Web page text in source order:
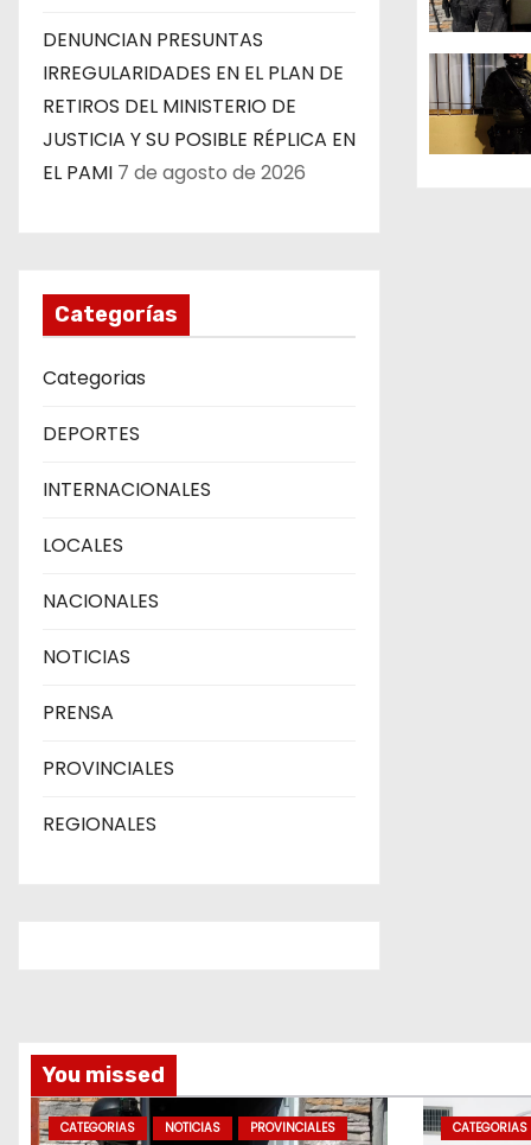
DENUNCIAN PRESUNTAS
IRREGULARIDADES EN EL PLAN DE
RETIROS DEL MINISTERIO DE
JUSTICIA Y SU POSIBLE RÉPLICA EN
EL PAMI 7 de agosto de 2026
Categorías
Categorias
DEPORTES
INTERNACIONALES
LOCALES
NACIONALES
NOTICIAS
PRENSA
PROVINCIALES
REGIONALES
d
e
e
You missed
CATEGORIAS NOTICIAS PROVINCIALES CATEGORIAS